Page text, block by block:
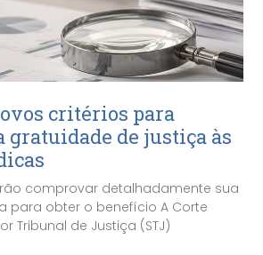
critérios para
gratuidade de justiça às
comprovar detalhadamente sua
para obter o benefício A Corte
Tribunal de Justiça (STJ)